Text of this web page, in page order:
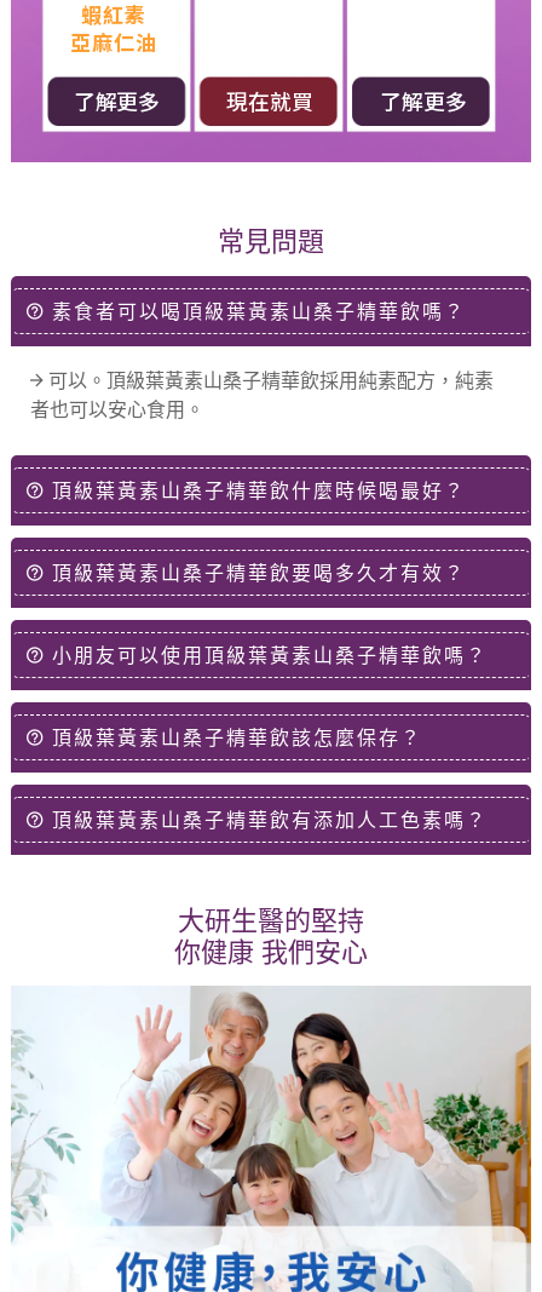
蝦紅素
亞麻仁油
了解更多 現在就買 了解更多
常見問題
素食者可以喝頂級葉黃素山桑子精華飲嗎？
可以。頂級葉黃素山桑子精華飲採用純素配方，純素
者也可以安心食用。
頂級葉黃素山桑子精華飲什麼時候喝最好？
頂級葉黃素山桑子精華飲要喝多久才有效？
小朋友可以使用頂級葉黃素山桑子精華飲嗎？
頂級葉黃素山桑子精華飲該怎麼保存？
頂級葉黃素山桑子精華飲有添加人工色素嗎？
大研生醫的堅持
你健康 我們安心